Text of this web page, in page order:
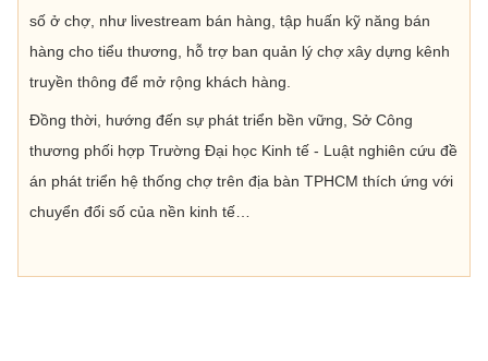
số ở chợ, như livestream bán hàng, tập huấn kỹ năng bán
hàng cho tiểu thương, hỗ trợ ban quản lý chợ xây dựng kênh
truyền thông để mở rộng khách hàng.
Đồng thời, hướng đến sự phát triển bền vững, Sở Công
thương phối hợp Trường Đại học Kinh tế - Luật nghiên cứu đề
án phát triển hệ thống chợ trên địa bàn TPHCM thích ứng với
chuyển đổi số của nền kinh tế…